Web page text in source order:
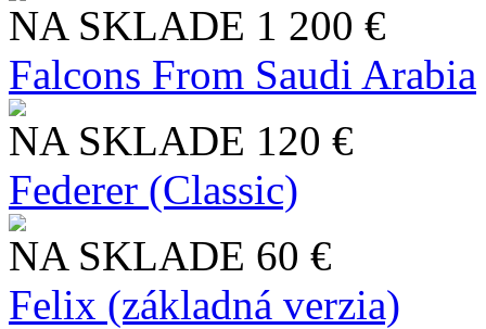
NA SKLADE 1 200 €
Falcons From Saudi Arabia
NA SKLADE 120 €
Federer (Classic)
NA SKLADE 60 €
Felix (základná verzia)